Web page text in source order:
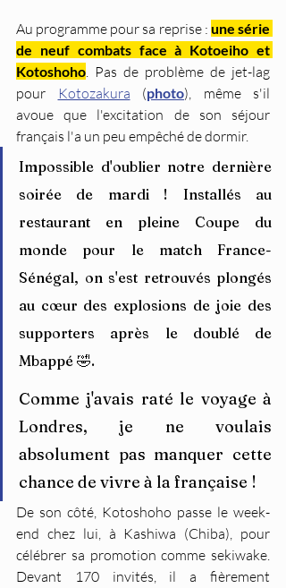
Au programme pour sa reprise : une série
de neuf combats face à Kotoeiho et
Kotoshoho. Pas de problème de jet-lag
pour
Kotozakura (photo), même s'il
avoue que l'excitation de son séjour
français l'a un peu empêché de dormir.
Impossible d'oublier notre dernière
soirée de mardi ! Installés au
restaurant en pleine Coupe du
monde pour le match France-
Sénégal, on s'est retrouvés plongés
au cœur des explosions de joie des
supporters après le doublé de
Mbappé 🤣.
Comme j'avais raté le voyage à
Londres, je ne voulais
absolument pas manquer cette
chance de vivre à la française !
De son côté, Kotoshoho passe le week-
end chez lui, à Kashiwa (Chiba), pour
célébrer sa promotion comme sekiwake.
Devant 170 invités, il a fièrement